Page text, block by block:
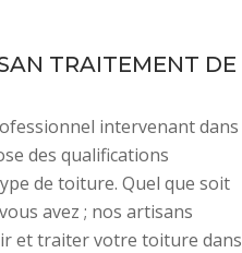
TRAITEMENT DE
intervenant dans
des qualifications
de toiture. Quel que soit
avez ; nos artisans
et traiter votre toiture dans